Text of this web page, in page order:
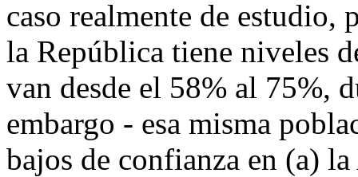
caso realmente de estudio,
la República tiene niveles
van desde el 58% al 75%,
embargo - esa misma
bajos de confianza en (a)